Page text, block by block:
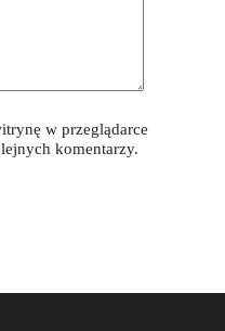
w przeglądarce
komentarzy.